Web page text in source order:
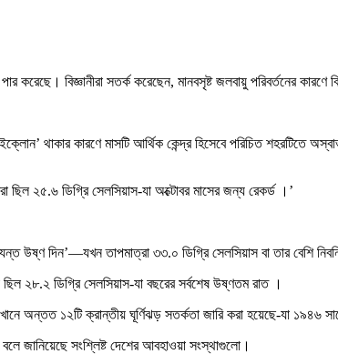
করেছে। বিজ্ঞানীরা সতর্ক করেছেন, মানবসৃষ্ট জলবায়ু পরিবর্তনের
থাকার কারণে মাসটি আর্থিক কেন্দ্র হিসেবে পরিচিত শহরটিতে
ছিল ২৫.৬ ডিগ্রি সেলসিয়াস-যা অক্টোবর মাসের জন্য রেকর্ড ।’
উষ্ণ দিন’—যখন তাপমাত্রা ৩৩.০ ডিগ্রি সেলসিয়াস বা তার বেশি
ছিল ২৮.২ ডিগ্রি সেলসিয়াস-যা বছরের সর্বশেষ উষ্ণতম রাত ।
অন্তত ১২টি ক্রান্তীয় ঘূর্ণিঝড় সতর্কতা জারি করা হয়েছে-যা ১৯৪৬
জানিয়েছে সংশ্লিষ্ট দেশের আবহাওয়া সংস্থাগুলো।